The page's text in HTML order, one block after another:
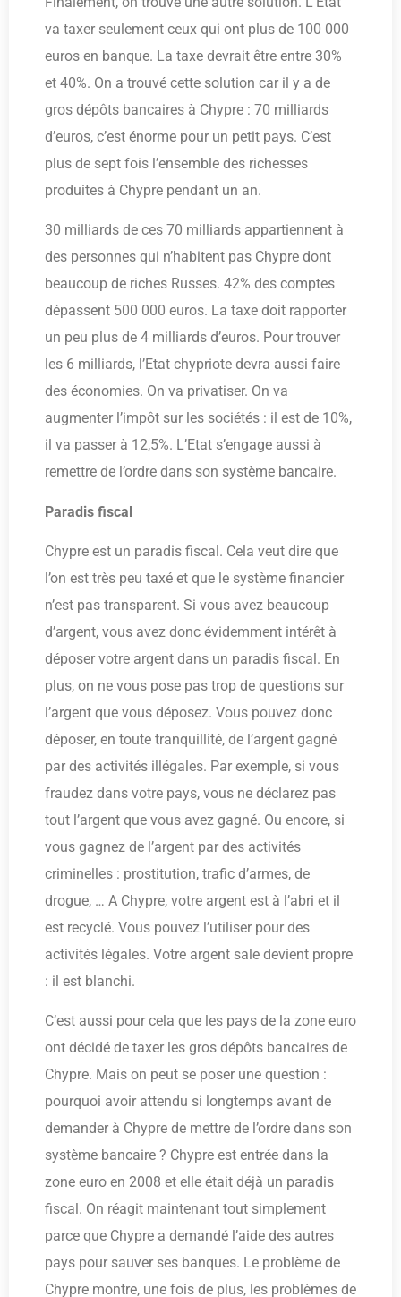
va taxer seulement ceux qui ont plus de 100 000
euros en banque. La taxe devrait être entre 30%
et 40%. On a trouvé cette solution car il y a de
gros dépôts bancaires à Chypre : 70 milliards
d’euros, c’est énorme pour un petit pays. C’est
plus de sept fois l’ensemble des richesses
produites à Chypre pendant un an.
30 milliards de ces 70 milliards appartiennent à
des personnes qui n’habitent pas Chypre dont
beaucoup de riches Russes. 42% des comptes
dépassent 500 000 euros. La taxe doit rapporter
un peu plus de 4 milliards d’euros. Pour trouver
les 6 milliards, l’Etat chypriote devra aussi faire
des économies. On va privatiser. On va
augmenter l’impôt sur les sociétés : il est de 10%,
il va passer à 12,5%. L’Etat s’engage aussi à
remettre de l’ordre dans son système bancaire.
Paradis fiscal
Chypre est un paradis fiscal. Cela veut dire que
l’on est très peu taxé et que le système financier
n’est pas transparent. Si vous avez beaucoup
d’argent, vous avez donc évidemment intérêt à
déposer votre argent dans un paradis fiscal. En
plus, on ne vous pose pas trop de questions sur
l’argent que vous déposez. Vous pouvez donc
déposer, en toute tranquillité, de l’argent gagné
par des activités illégales. Par exemple, si vous
fraudez dans votre pays, vous ne déclarez pas
tout l’argent que vous avez gagné. Ou encore, si
vous gagnez de l’argent par des activités
criminelles : prostitution, trafic d’armes, de
drogue, … A Chypre, votre argent est à l’abri et il
est recyclé. Vous pouvez l’utiliser pour des
activités légales. Votre argent sale devient propre
: il est blanchi.
C’est aussi pour cela que les pays de la zone euro
ont décidé de taxer les gros dépôts bancaires de
Chypre. Mais on peut se poser une question :
pourquoi avoir attendu si longtemps avant de
demander à Chypre de mettre de l’ordre dans son
système bancaire ? Chypre est entrée dans la
zone euro en 2008 et elle était déjà un paradis
fiscal. On réagit maintenant tout simplement
parce que Chypre a demandé l’aide des autres
pays pour sauver ses banques. Le problème de
Chypre montre, une fois de plus, les problèmes de